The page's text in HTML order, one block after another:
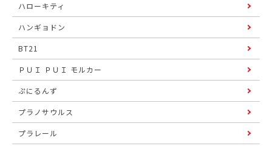
ハローキティ
ハンギョドン
BT21
ＰＵＩ ＰＵＩ モルカー
ぷにるんず
プラノサウルス
プラレール